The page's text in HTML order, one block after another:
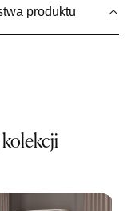
849,00 zł
produktu